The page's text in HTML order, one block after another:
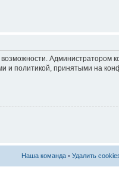
Администратором
и политикой, принятыми на
Наша команда • Удалить